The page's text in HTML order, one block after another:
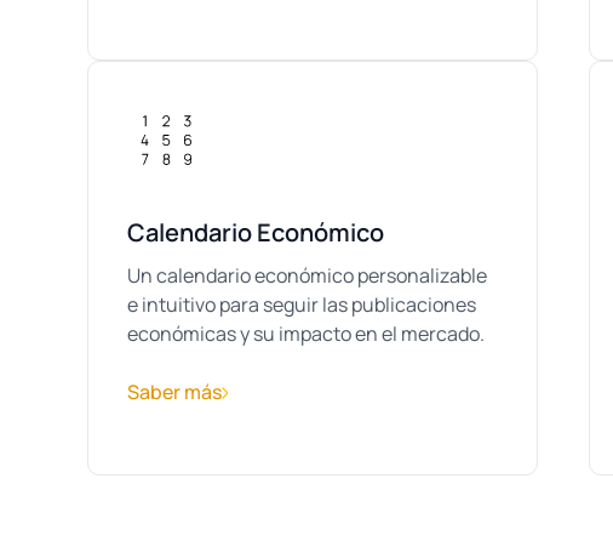
Calendario Económico
Un calendario económico personalizable
e intuitivo para seguir las publicaciones
económicas y su impacto en el mercado.
Saber más